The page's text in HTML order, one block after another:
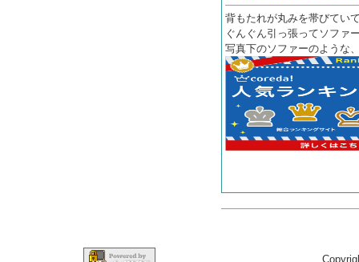
背もたれが丸みを帯びてい
ぐんぐん引っ張ってソファ
写真下のソファーのような